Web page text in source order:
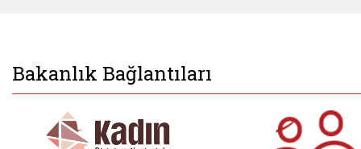
Bakanlık Bağlantıları